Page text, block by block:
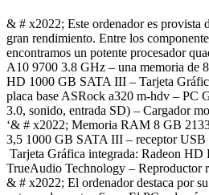
& # x2022; Este ordenador es provista
gran rendimiento. Entre los
encontramos un potente procesador
A10 9700 3.8 GHz – una memoria de
HD 1000 GB SATA III – Tarjeta
placa base ASRock a320 m-hdv – PC
3.0, sonido, entrada SD) – Cargador
‘& # x2022; Memoria RAM 8 GB
3,5 1000 GB SATA III – receptor
Tarjeta Gráfica integrada: Radeon HD
TrueAudio Technology – Reproductor
& # x2022; El ordenador destaca por